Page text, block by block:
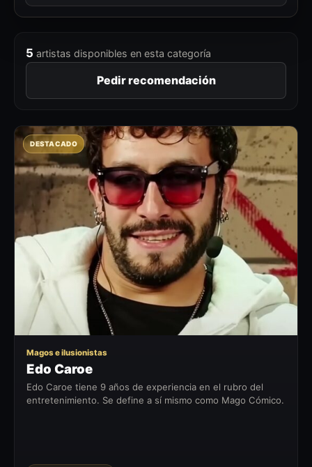
5 artistas disponibles en esta categoría
Pedir recomendación
EC
DESTACADO
Magos e ilusionistas
Edo Caroe
Edo Caroe tiene 9 años de experiencia en el rubro del
entretenimiento. Se define a sí mismo como Mago Cómico.